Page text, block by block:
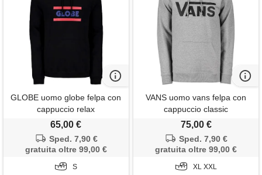
GLOBE uomo globe felpa con
cappuccio relax
65,00 €
Sped. 7,90 €
gratuita oltre 99,00 €
S
VANS uomo vans felpa con
cappuccio classic
75,00 €
Sped. 7,90 €
gratuita oltre 99,00 €
XL XXL